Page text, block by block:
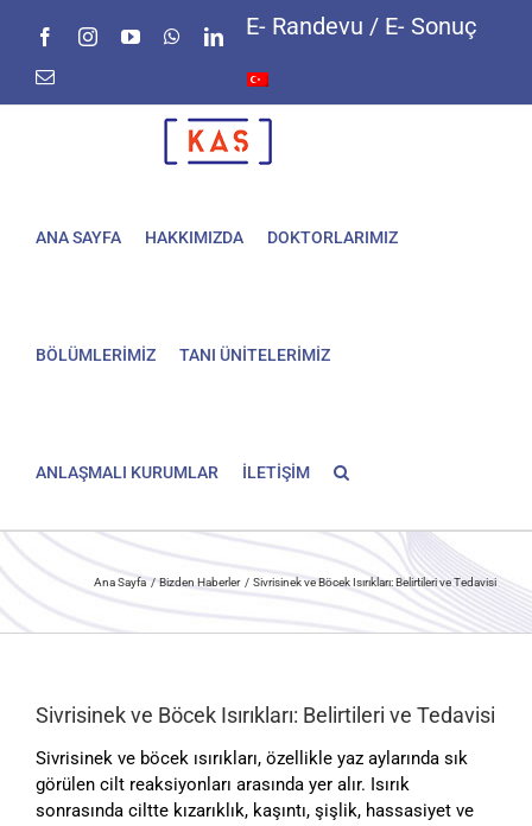
FacebookInstagramYouTubeWhatsAppLinkedIn
E-
E- Randevu / E- Sonuç
ANA SAYFA HAKKIMIZDA DOKTORLARIMIZ
BÖLÜMLERİMİZ TANI ÜNİTELERİMİZ
ANLAŞMALI KURUMLAR İLETİŞİM
Ana Sayfa Bizden Haberler Sivrisinek ve Böcek Isırıkları: Belirtileri ve Tedavisi
Sivrisinek ve Böcek Isırıkları: Belirtileri ve Tedavisi
Sivrisinek ve böcek ısırıkları, özellikle yaz aylarında sık
görülen cilt reaksiyonları arasında yer alır. Isırık
sonrasında ciltte kızarıklık, kaşıntı, şişlik, hassasiyet ve